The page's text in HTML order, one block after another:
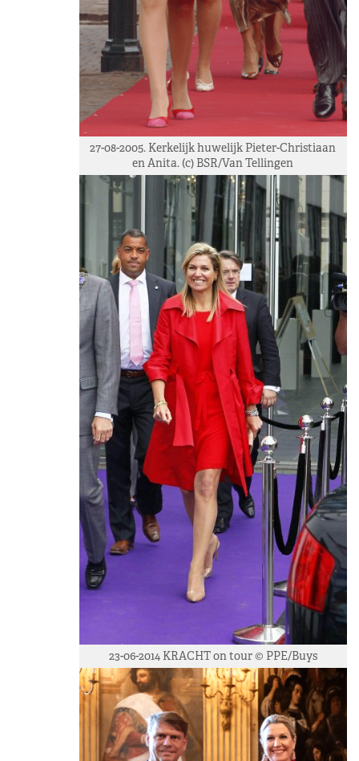
27-08-2005. Kerkelijk huwelijk Pieter-Christiaan
en Anita. (c) BSR/Van Tellingen
23-06-2014 KRACHT on tour © PPE/Buys